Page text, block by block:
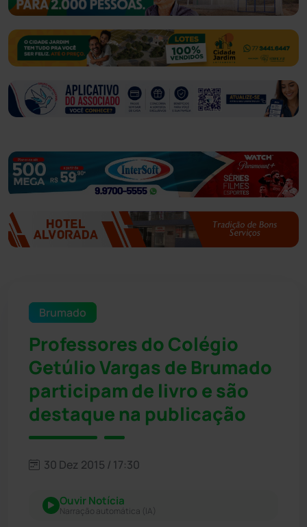
Brumado
Professores do Colégio
Getúlio Vargas de Brumado
participam de livro e são
destaque na publicação
30 Dez 2015 / 17:30
Ouvir Notícia
Narração automática (IA)